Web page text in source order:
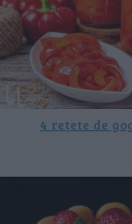
4 rețete de